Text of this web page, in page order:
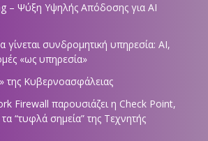
– Ψύξη Υψηλής Απόδοσης για AI
συνδρομητική υπηρεσία: AI,
«ως υπηρεσία»
της Κυβερνοασφάλειας
Firewall παρουσιάζει η Check Point,
“τυφλά σημεία” της Τεχνητής